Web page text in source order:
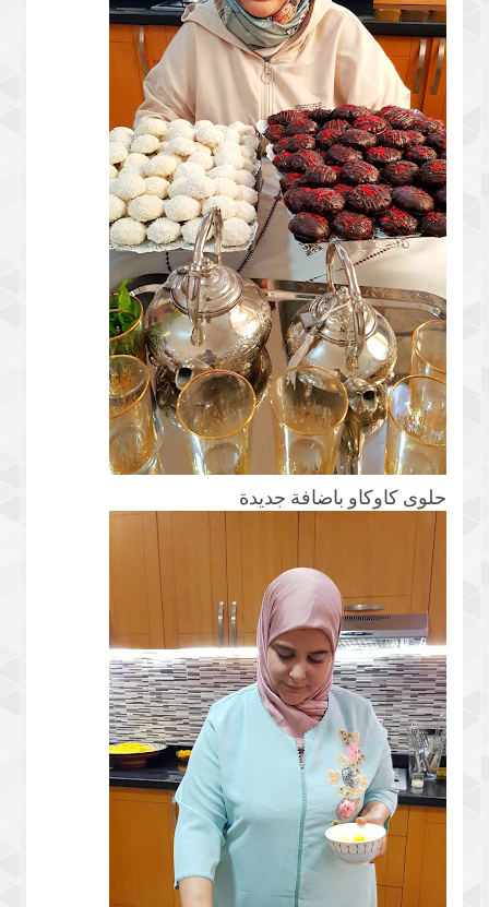
حلوى كاوكاو باضافة جديدة